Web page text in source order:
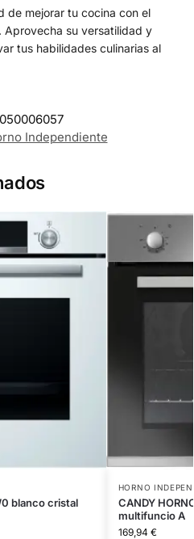
de mejorar tu cocina con el
. Aprovecha su versatilidad y
tus habilidades culinarias al
050006057
Independiente
blanco cristal
HORNO
CANDY
multifuncio A
169,94 €